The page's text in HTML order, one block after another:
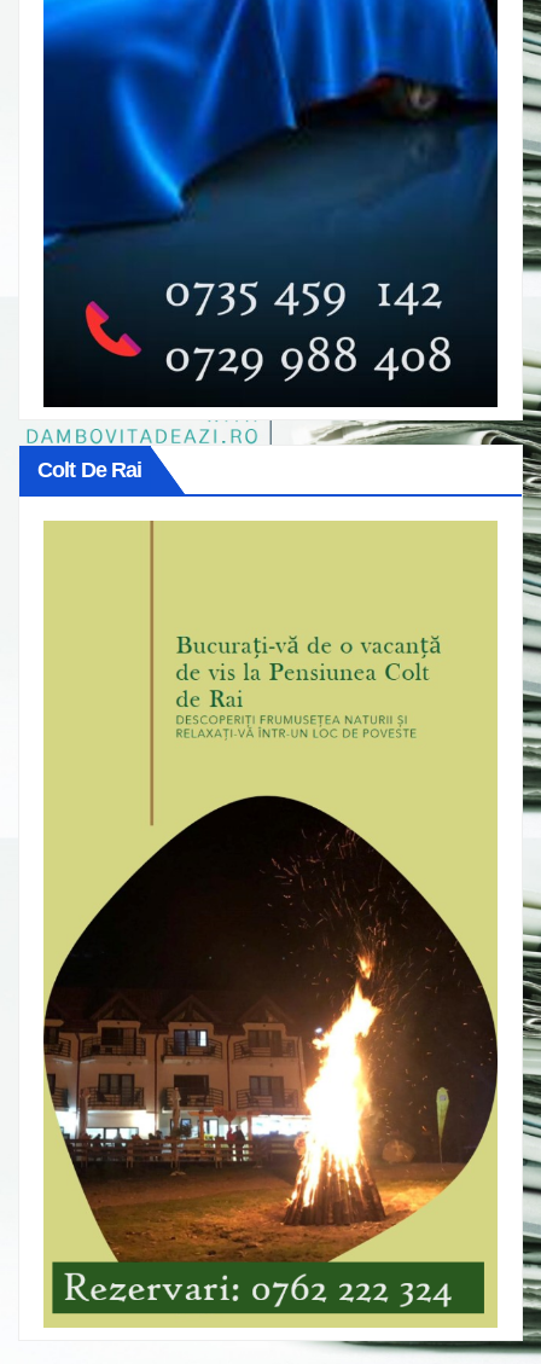
Colt De Rai